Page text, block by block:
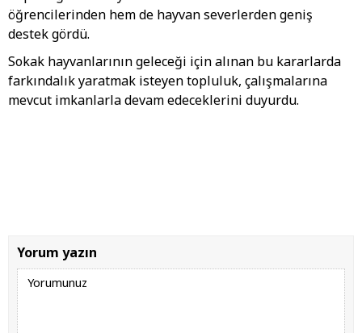
öğrencilerinden hem de hayvan severlerden geniş
destek gördü.
Sokak hayvanlarının geleceği için alınan bu kararlarda
farkındalık yaratmak isteyen topluluk, çalışmalarına
mevcut imkanlarla devam edeceklerini duyurdu.
Yorum yazın